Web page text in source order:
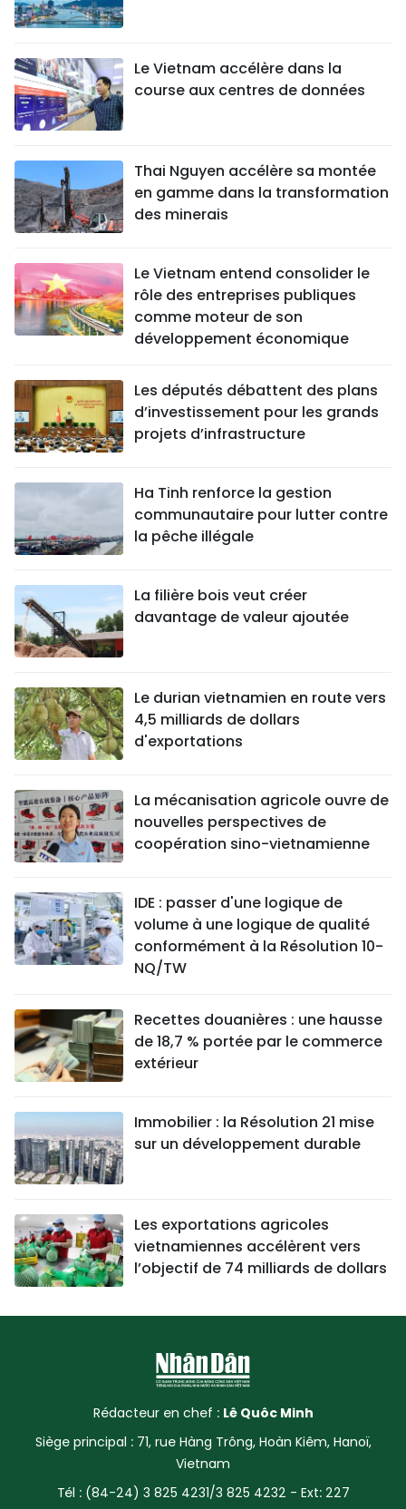
Le Vietnam accélère dans la
course aux centres de données
Thai Nguyen accélère sa montée
en gamme dans la transformation
des minerais
Le Vietnam entend consolider le
rôle des entreprises publiques
comme moteur de son
développement économique
Les députés débattent des plans
d’investissement pour les grands
projets d’infrastructure
Ha Tinh renforce la gestion
communautaire pour lutter contre
la pêche illégale
La filière bois veut créer
davantage de valeur ajoutée
Le durian vietnamien en route vers
4,5 milliards de dollars
d'exportations
La mécanisation agricole ouvre de
nouvelles perspectives de
coopération sino-vietnamienne
IDE : passer d'une logique de
volume à une logique de qualité
conformément à la Résolution 10-
NQ/TW
Recettes douanières : une hausse
de 18,7 % portée par le commerce
extérieur
Immobilier : la Résolution 21 mise
sur un développement durable
Les exportations agricoles
vietnamiennes accélèrent vers
l’objectif de 74 milliards de dollars
Rédacteur en chef : Lê Quôc Minh
Siège principal : 71, rue Hàng Trông, Hoàn Kiêm, Hanoï,
Vietnam
Tél : (84-24) 3 825 4231/3 825 4232 - Ext: 227